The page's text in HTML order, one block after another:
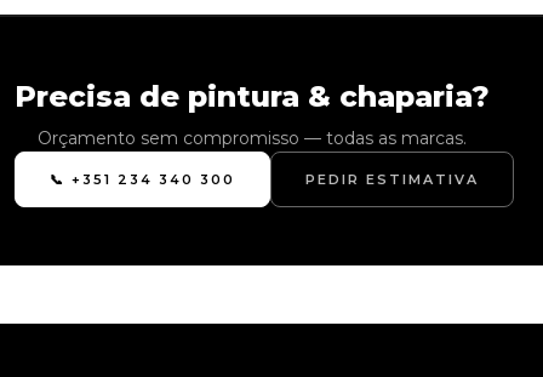
Precisa de pintura & chaparia?
Orçamento sem compromisso — todas as marcas.
📞 +351 234 340 300 PEDIR ESTIMATIVA